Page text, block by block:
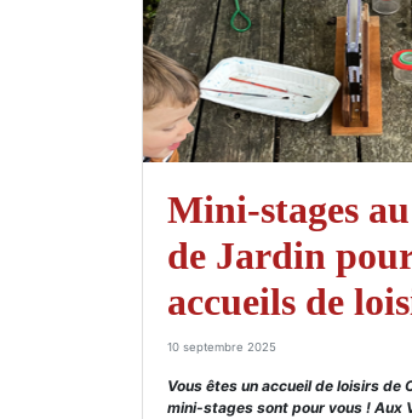
Mini-stages
de Jardin
accueils de
10 septembre 2025
Vous êtes un accueil de loisirs de
mini-stages sont pour vous ! Aux